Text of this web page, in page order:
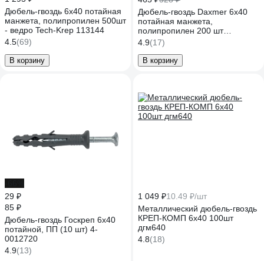
Дюбель-гвоздь 6х40 потайная
манжета, полипропилен 500шт
- ведро Tech-Krep 113144
4.5(69)
В корзину
Дюбель-гвоздь Daxmer 6х40
потайная манжета,
полипропилен 200 шт
00000333564
4.9(17)
В корзину
29 ₽
85 ₽
Дюбель-гвоздь Госкреп 6х40
потайной, ПП (10 шт) 4-
0012720
4.9(13)
1 049 ₽10.49 ₽/шт
Металлический дюбель-гвоздь
КРЕП-КОМП 6х40 100шт
дгм640
4.8(18)